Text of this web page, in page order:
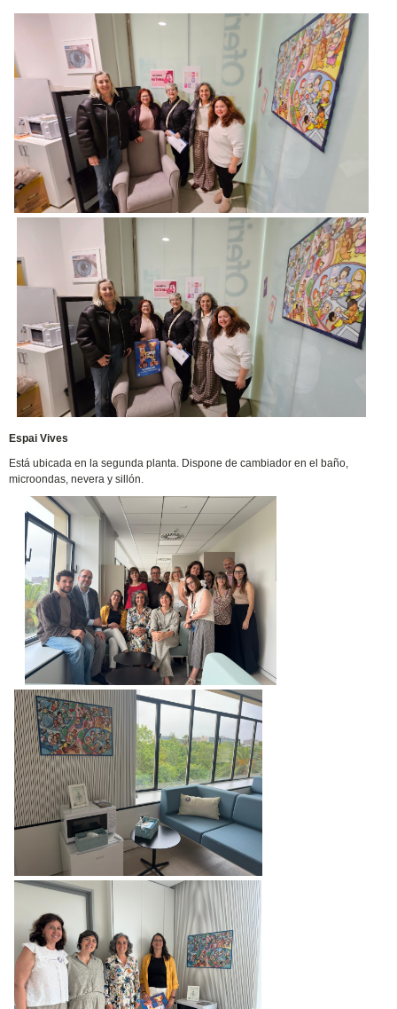
Espai Vives
Está ubicada en la segunda planta. Dispone de cambiador en el baño,
microondas, nevera y sillón.